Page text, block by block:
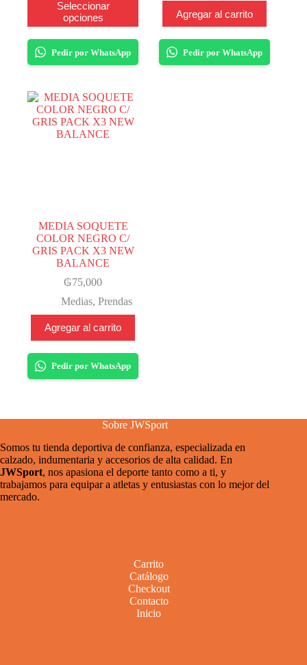
Seleccionar
opciones
producto
tiene
varias
variantes.
Las
pueden
elegir
en
la
Pedir por WhatsApp
Agregar al carrito
Pedir por WhatsApp
MEDIA SOQUETE
COLOR NEGRO C/
GRIS PACK X3 NEW
BALANCE
₲75,000
Medias,Prendas
Agregar al carrito
Pedir por WhatsApp
Sobre JWSport
Somos tu tienda deportiva de confianza, especializada en
calzado, indumentaria y accesorios de alta calidad. En
JWSport, nos apasiona el deporte tanto como a ti, y
trabajamos para equipar a atletas y entusiastas con lo mejor del
mercado.
Carrito
Catálogo
Checkout
Contacto
Inicio